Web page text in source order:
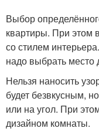
Выбор
квартиры. При этом
со стилем
надо выбрать место
Нельзя наносить
будет безвкусным,
или на угол. При
дизайном комнаты.